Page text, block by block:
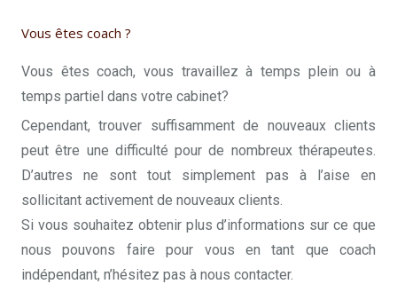
Vous êtes coach ?
Vous êtes coach, vous travaillez à temps plein ou à
temps partiel dans votre cabinet?
Cependant, trouver suffisamment de nouveaux clients
peut être une difficulté pour de nombreux thérapeutes.
D’autres ne sont tout simplement pas à l’aise en
sollicitant activement de nouveaux clients.
Si vous souhaitez obtenir plus d’informations sur ce que
nous pouvons faire pour vous en tant que coach
indépendant, n’hésitez pas à nous contacter.